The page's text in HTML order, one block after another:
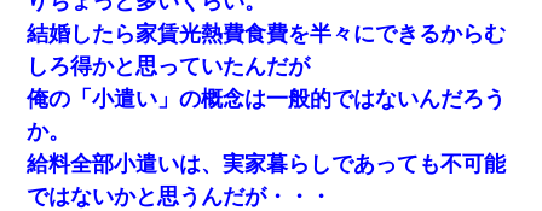
結婚したら家賃光熱費食費を半々にできるからむ
しろ得かと思っていたんだが
俺の「小遣い」の概念は一般的ではないんだろう
か。
給料全部小遣いは、実家暮らしであっても不可能
ではないかと思うんだが・・・